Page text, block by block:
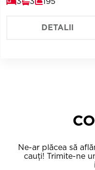
DETALII
Ne-ar plăcea să
cauți! Trimite-ne